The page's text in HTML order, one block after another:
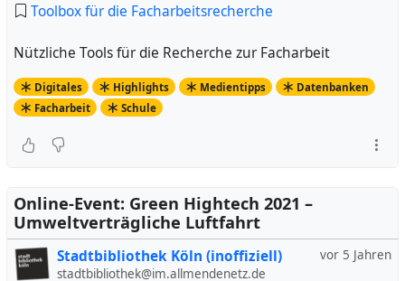
Toolbox für die Facharbeitsrecherche
Nützliche Tools für die Recherche zur Facharbeit
Digitales Highlights Medientipps
Datenbanken
Facharbeit
Schule
Online-Event: Green Hightech 2021 –
Umweltverträgliche Luftfahrt
vor 5 Jahren
Stadtbibliothek Köln (inoffiziell)
stadtbibliothek@im.allmendenetz.de